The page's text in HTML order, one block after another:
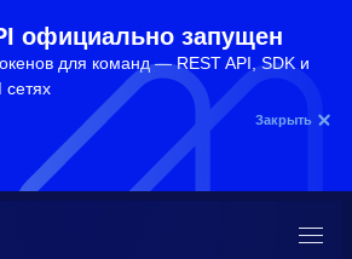
официально запущен
для команд — REST API, SDK и
Закрыть